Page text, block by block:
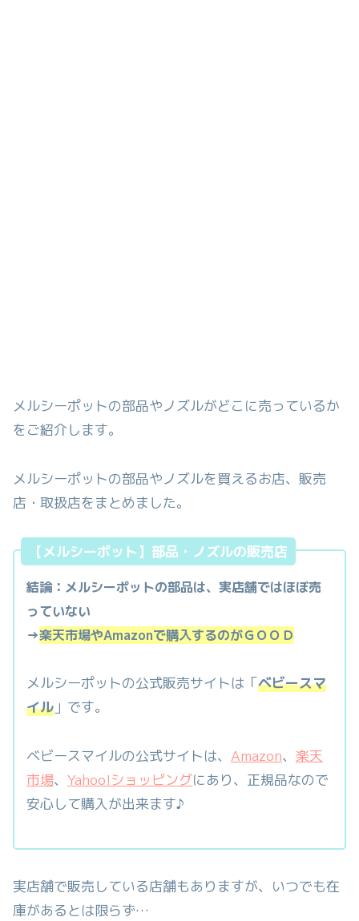
メルシーポットの部品やノズルがどこに売っているか
をご紹介します。
メルシーポットの部品やノズルを買えるお店、販売
店・取扱店をまとめました。
【メルシーポット】部品・ノズルの販売店
結論：メルシーポットの部品は、実店舗ではほぼ売
っていない
→楽天市場やAmazonで購入するのがＧＯＯＤ
メルシーポットの公式販売サイトは「ベビースマ
イル 」です。
ベビースマイルの公式サイトは、 Amazon、 楽天
市場、 Yahoo!ショッピングにあり、正規品なので
安心して購入が出来ます♪
実店舗で販売している店舗もありますが、いつでも在
庫があるとは限らず…